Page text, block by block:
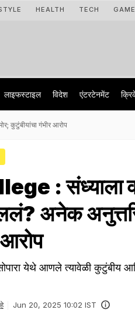
HEALTH TECH
लाइफस्टाइल विदेश एंटरटेनमेंट
कुटुंबीयांचा गंभीर आरोप
: संध्याला
अनेक
येथे आणले त्यावेळी कुटुंबीय
Jun 20, 2025 10:02 IST